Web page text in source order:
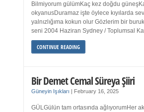
Bilmiyorum gülümKaç kez doğdu
okyanusDuramaz işte öylece kıyılarda
yalnızlığıma kokun olur Gözlerim bir
seni 2004 Haziran Sydney / Toplumsal
CONTINUE READING
Bir Demet Cemal Süreya Şiiri
Güneyin Işıkları February 16, 2025
GÜLGülün tam ortasında ağlıyorumHer